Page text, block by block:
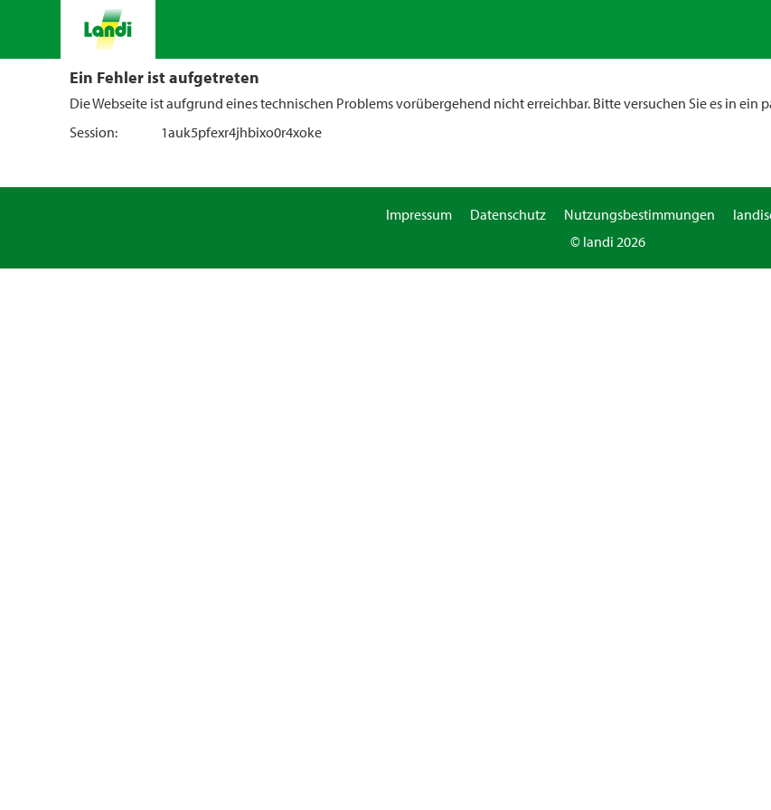
Ein Fehler ist aufgetreten
Die Webseite ist aufgrund eines technischen Problems vorübergehend nicht erreichbar. Bitte versuchen Sie es in ein
Session:
1auk5pfexr4jhbixo0r4xoke
Impressum Datenschutz Nutzungsbestimmungen
© landi 2026